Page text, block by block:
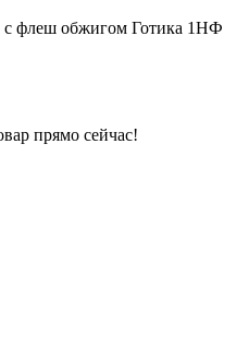
с флеш обжигом Готика 1НФ
прямо сейчас!